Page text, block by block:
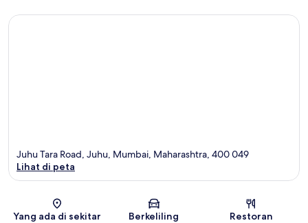
Peta
Juhu Tara Road, Juhu, Mumbai, Maharashtra, 400 049
Lihat di peta
Yang ada di sekitar Berkeliling Restoran